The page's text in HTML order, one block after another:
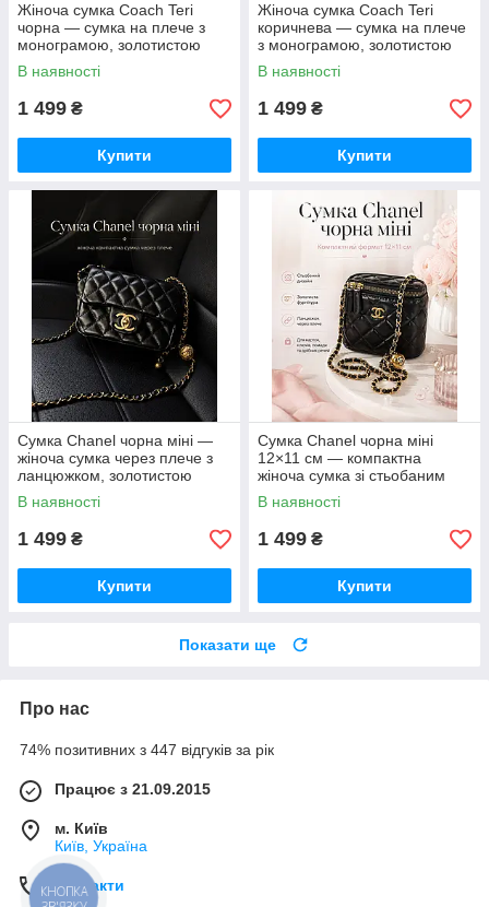
Жіноча сумка Coach Teri
чорна — сумка на плече з
монограмою, золотистою
фурнітурою та ремінцем
В наявності
1 499 ₴
Купити
Жіноча сумка Coach Teri
коричнева — сумка на плече
з монограмою, золотистою
фурнітурою та ремінцем
В наявності
1 499 ₴
Купити
Сумка Chanel чорна міні —
жіноча сумка через плече з
ланцюжком, золотистою
фурнітурою та стьобаним
дизайном
В наявності
1 499 ₴
Купити
Сумка Chanel чорна міні
12×11 см — компактна
жіноча сумка зі стьобаним
дизайном і ланцюжком
В наявності
1 499 ₴
Купити
Показати ще
Про нас
74% позитивних з 447 відгуків за рік
Працює з 21.09.2015
м. Київ
Київ, Україна
Контакти
КНОПКА